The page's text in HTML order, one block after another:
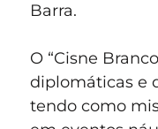
Barra.
O “Cisne
diplomáticas e
tendo como